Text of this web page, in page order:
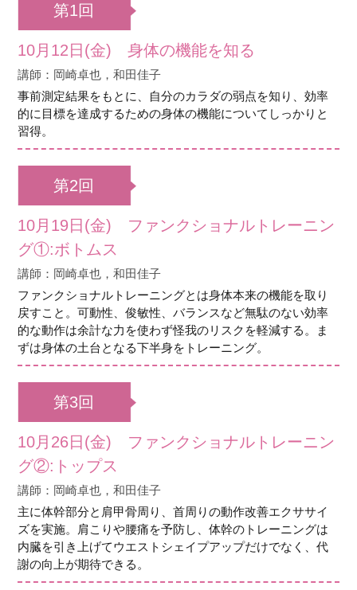
第1回
10月12日(金) 身体の機能を知る
講師：岡崎卓也，和田佳子
事前測定結果をもとに、自分のカラダの弱点を知り、効率
的に目標を達成するための身体の機能についてしっかりと
習得。
第2回
10月19日(金) ファンクショナルトレーニン
グ①:ボトムス
講師：岡崎卓也，和田佳子
ファンクショナルトレーニングとは身体本来の機能を取り
戻すこと。可動性、俊敏性、バランスなど無駄のない効率
的な動作は余計な力を使わず怪我のリスクを軽減する。ま
ずは身体の土台となる下半身をトレーニング。
第3回
10月26日(金) ファンクショナルトレーニン
グ②:トップス
講師：岡崎卓也，和田佳子
主に体幹部分と肩甲骨周り、首周りの動作改善エクササイ
ズを実施。肩こりや腰痛を予防し、体幹のトレーニングは
内臓を引き上げてウエストシェイプアップだけでなく、代
謝の向上が期待できる。